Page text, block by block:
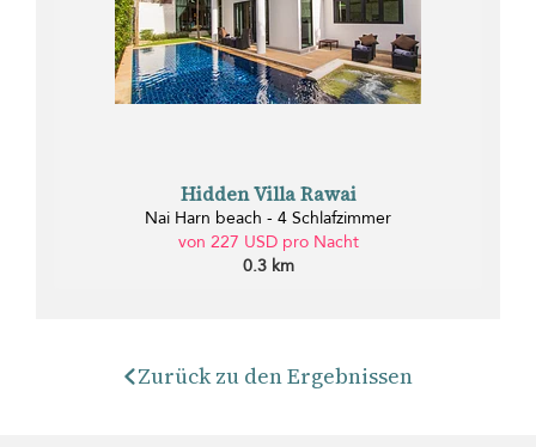
Hidden Villa Rawai
Nai Harn beach - 4 Schlafzimmer
von 227 USD pro Nacht
0.3 km
Zurück zu den Ergebnissen